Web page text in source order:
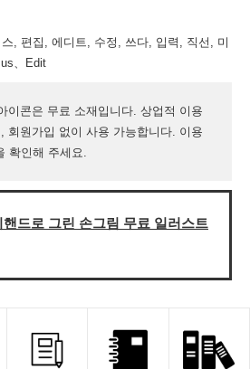
, 편집, 에디트, 수정, 쓰다, 입력, 직선, 미
、Edit
이콘은 무료 소재입니다. 상업적 이용
회원가입 없이 사용 가능합니다. 이용
확인해 주세요.
핸드로 그린 손그림 무료 일러스트